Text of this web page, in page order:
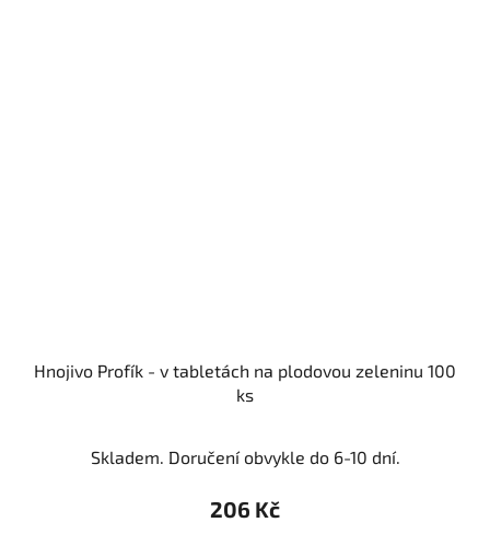
Hnojivo Profík - v tabletách na plodovou zeleninu 100
ks
Skladem. Doručení obvykle do 6-10 dní.
206 Kč